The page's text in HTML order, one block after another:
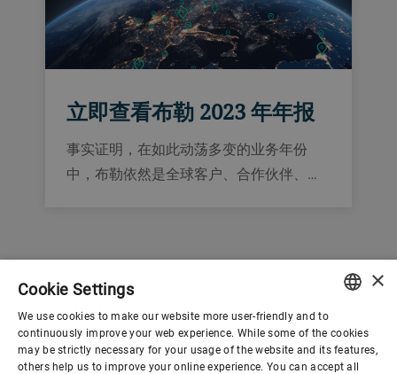
立即查看布勒 2023 年年报
事实证明，在如此动荡多变的业务年份
中，布勒依然是全球客户、合作伙伴、…
ENGLISH
SPANISH
×
Cookie Settings
We use cookies to make our website more user-friendly and to
continuously improve your web experience. While some of the cookies
may be strictly necessary for your usage of the website and its features,
others help us to improve your online experience. You can accept all